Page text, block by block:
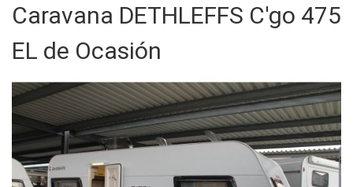
Caravana DETHLEFFS C'go 475
EL de Ocasión